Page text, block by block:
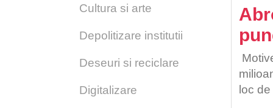
Cultura si arte
Depolitizare institutii
Deseuri si reciclare
Digitalizare
loc